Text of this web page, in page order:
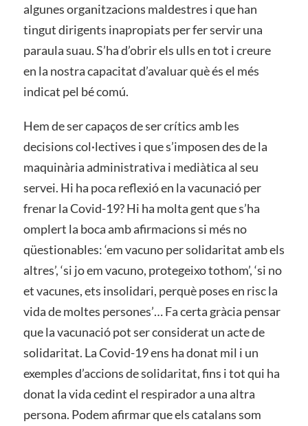
algunes organitzacions maldestres i que han
tingut dirigents inapropiats per fer servir una
paraula suau. S’ha d’obrir els ulls en tot i creure
en la nostra capacitat d’avaluar què és el més
indicat pel bé comú.
Hem de ser capaços de ser crítics amb les
decisions col·lectives i que s’imposen des de la
maquinària administrativa i mediàtica al seu
servei. Hi ha poca reflexió en la vacunació per
frenar la Covid-19? Hi ha molta gent que s’ha
omplert la boca amb afirmacions si més no
qüestionables: ‘em vacuno per solidaritat amb els
altres’, ‘si jo em vacuno, protegeixo tothom’, ‘si no
et vacunes, ets insolidari, perquè poses en risc la
vida de moltes persones’… Fa certa gràcia pensar
que la vacunació pot ser considerat un acte de
solidaritat. La Covid-19 ens ha donat mil i un
exemples d’accions de solidaritat, fins i tot qui ha
donat la vida cedint el respirador a una altra
persona. Podem afirmar que els catalans som